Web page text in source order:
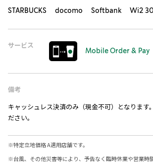
STARBUCKS docomo Softbank Wi2
サービス
Mobile Order & Pay
備考
キャッシュレス決済のみ（現金不可）となります
ださい。
※特定立地価格 A適用店舗です。
※台風、その他災害等により、予告なく臨時休業や営業時